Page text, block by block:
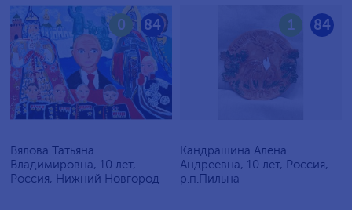
84
0
Вялова Татьяна
Владимировна, 10 лет,
Россия, Нижний Новгород
84
1
Кандрашина Алена
Андреевна, 10 лет, Россия,
р.п.Пильна